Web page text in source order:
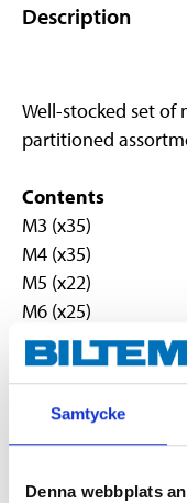
Samtycke
Denna webbplats
Description
Well-stocked set of
partitioned
Contents
M3 (x35)
M4 (x35)
M5 (x22)
M6 (x25)
M8 (x20)
M10 (x10)
Technical